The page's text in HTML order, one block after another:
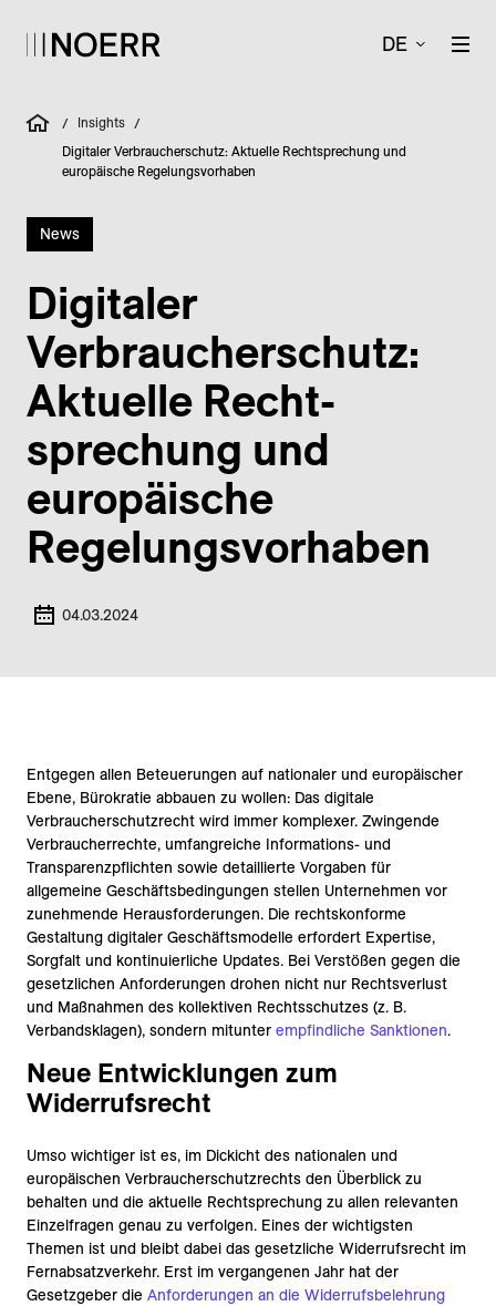
DE
/ Insights /
Digitaler Verbraucherschutz: Aktuelle Rechtsprechung und
europäische Regelungsvorhaben
News
Digitaler
Verbraucher­schutz:
Aktuelle Recht­
sprechung und
europäische
Regelungs­vorhaben
04.03.2024
Entgegen allen Beteuerungen auf nationaler und europäischer
Ebene, Bürokratie abbauen zu wollen: Das digitale
Verbraucherschutzrecht wird immer komplexer. Zwingende
Verbraucherrechte, umfangreiche Informations- und
Transparenzpflichten sowie detaillierte Vorgaben für
allgemeine Geschäftsbedingungen stellen Unternehmen vor
zunehmende Herausforderungen. Die rechtskonforme
Gestaltung digitaler Geschäftsmodelle erfordert Expertise,
Sorgfalt und kontinuierliche Updates. Bei Verstößen gegen die
gesetzlichen Anforderungen drohen nicht nur Rechtsverlust
und Maßnahmen des kollektiven Rechtsschutzes (z. B.
Verbandsklagen), sondern mitunter empfindliche Sanktionen.
Neue Entwicklungen zum
Widerrufsrecht
Umso wichtiger ist es, im Dickicht des nationalen und
europäischen Verbraucherschutzrechts den Überblick zu
behalten und die aktuelle Rechtsprechung zu allen relevanten
Einzelfragen genau zu verfolgen. Eines der wichtigsten
Themen ist und bleibt dabei das gesetzliche Widerrufsrecht im
Fernabsatzverkehr. Erst im vergangenen Jahr hat der
Gesetzgeber die Anforderungen an die Widerrufsbelehrung